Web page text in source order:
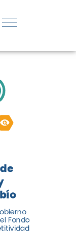
del
de
salud
Fondo